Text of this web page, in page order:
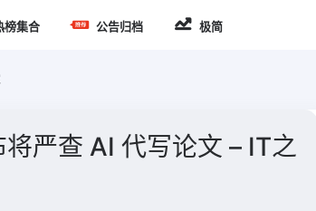
榜集合 公告归档 极简
严查 AI 代写论文 – IT之